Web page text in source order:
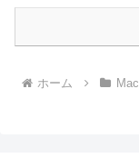
ホーム Mac